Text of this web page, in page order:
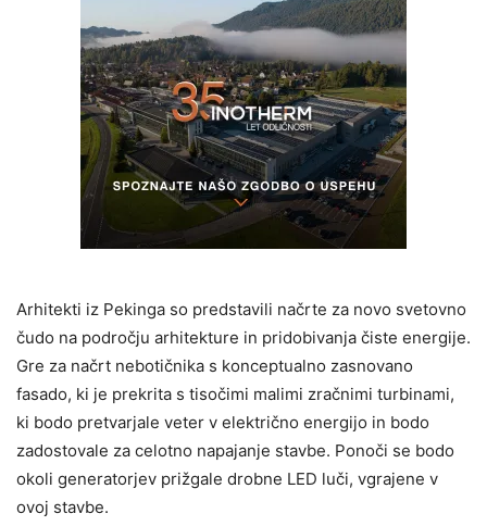
Arhitekti iz Pekinga so predstavili načrte za novo svetovno
čudo na področju arhitekture in pridobivanja čiste energije.
Gre za načrt nebotičnika s konceptualno zasnovano
fasado, ki je prekrita s tisočimi malimi zračnimi turbinami,
ki bodo pretvarjale veter v električno energijo in bodo
zadostovale za celotno napajanje stavbe. Ponoči se bodo
okoli generatorjev prižgale drobne LED luči, vgrajene v
ovoj stavbe.